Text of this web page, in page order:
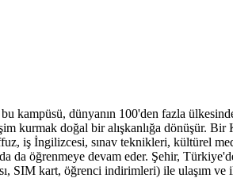
kampüsü, dünyanın 100'den fazla
kurmak doğal bir alışkanlığa dönüşür.
iş İngilizcesi, sınav teknikleri, kültürel
da öğrenmeye devam eder. Şehir,
SIM kart, öğrenci indirimleri) ile ulaşım